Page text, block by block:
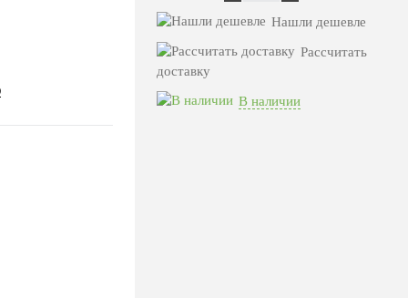
Нашли дешевле
Рассчитать
доставку
В наличии